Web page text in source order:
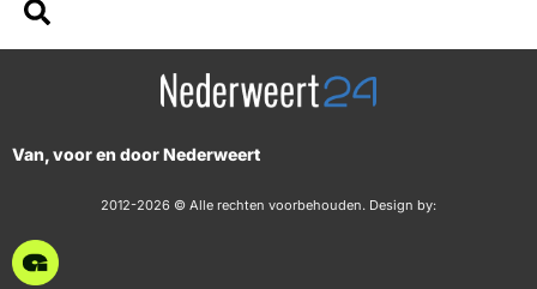
Van, voor en door Nederweert
2012-2026 © Alle rechten voorbehouden. Design by: